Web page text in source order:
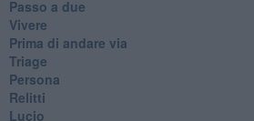
Passo a due
Vivere
Prima di andare via
Triage
Persona
Relitti
Lucio